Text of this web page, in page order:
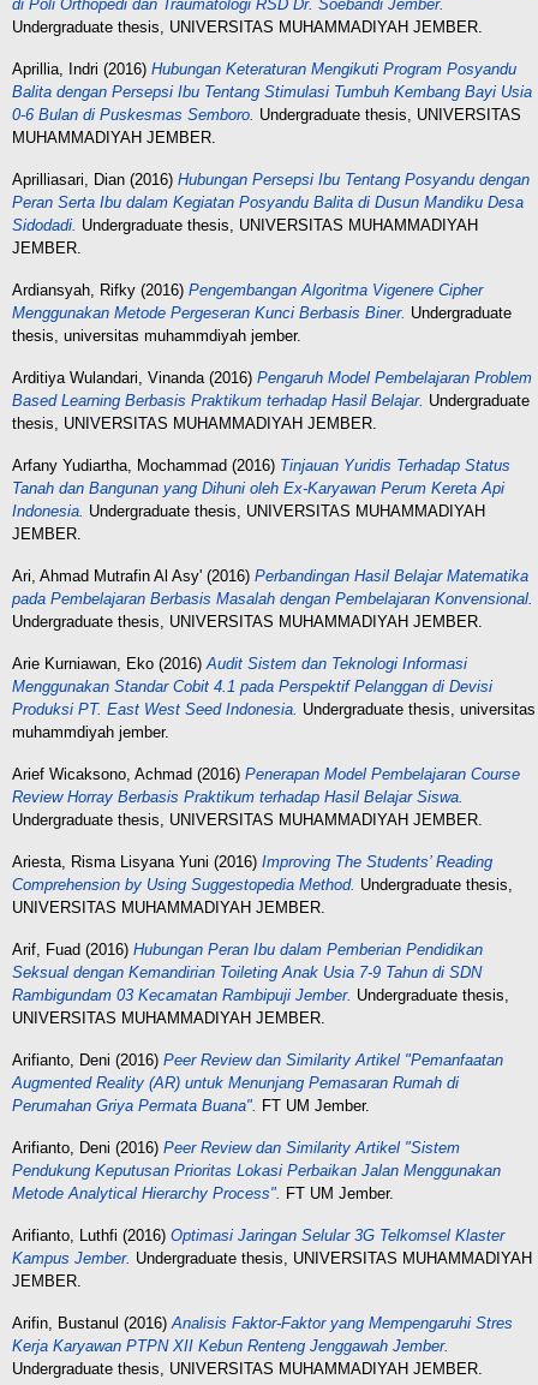
di Poli Orthopedi dan Traumatologi RSD Dr. Soebandi Jember.
Undergraduate thesis, UNIVERSITAS MUHAMMADIYAH JEMBER.
Aprillia, Indri (2016) Hubungan Keteraturan Mengikuti Program Posyandu
Balita dengan Persepsi Ibu Tentang Stimulasi Tumbuh Kembang Bayi Usia
0-6 Bulan di Puskesmas Semboro. Undergraduate thesis, UNIVERSITAS
MUHAMMADIYAH JEMBER.
Aprilliasari, Dian (2016) Hubungan Persepsi Ibu Tentang Posyandu dengan
Peran Serta Ibu dalam Kegiatan Posyandu Balita di Dusun Mandiku Desa
Sidodadi. Undergraduate thesis, UNIVERSITAS MUHAMMADIYAH
JEMBER.
Ardiansyah, Rifky (2016) Pengembangan Algoritma Vigenere Cipher
Menggunakan Metode Pergeseran Kunci Berbasis Biner. Undergraduate
thesis, universitas muhammdiyah jember.
Arditiya Wulandari, Vinanda(2016) Pengaruh Model Pembelajaran Problem
Based Learning Berbasis Praktikum terhadap Hasil Belajar. Undergraduate
thesis, UNIVERSITAS MUHAMMADIYAH JEMBER.
Arfany Yudiartha, Mochammad (2016) Tinjauan Yuridis Terhadap Status
Tanah dan Bangunan yang Dihuni oleh Ex-Karyawan Perum Kereta Api
Indonesia. Undergraduate thesis, UNIVERSITAS MUHAMMADIYAH
JEMBER.
Ari, Ahmad Mutrafin Al Asy' (2016) Perbandingan Hasil Belajar Matematika
pada Pembelajaran Berbasis Masalah dengan Pembelajaran Konvensional.
Undergraduate thesis, UNIVERSITAS MUHAMMADIYAH JEMBER.
Arie Kurniawan, Eko (2016)Audit Sistem dan Teknologi Informasi
Menggunakan Standar Cobit 4.1 pada Perspektif Pelanggan di Devisi
Produksi PT. East West Seed Indonesia. Undergraduate thesis, universitas
muhammdiyah jember.
Arief Wicaksono, Achmad (2016) Penerapan Model Pembelajaran Course
Review Horray Berbasis Praktikum terhadap Hasil Belajar Siswa.
Undergraduate thesis, UNIVERSITAS MUHAMMADIYAH JEMBER.
Ariesta, Risma Lisyana Yuni (2016) Improving The Students’ Reading
Comprehension by Using Suggestopedia Method. Undergraduate thesis,
UNIVERSITAS MUHAMMADIYAH JEMBER.
Arif, Fuad (2016) Hubungan Peran Ibu dalam Pemberian Pendidikan
Seksual dengan Kemandirian Toileting Anak Usia 7-9 Tahun di SDN
Rambigundam 03 Kecamatan Rambipuji Jember. Undergraduate thesis,
UNIVERSITAS MUHAMMADIYAH JEMBER.
Arifianto, Deni (2016) Peer Review dan Similarity Artikel "Pemanfaatan
Augmented Reality (AR) untuk Menunjang Pemasaran Rumah di
Perumahan Griya Permata Buana". FT UM Jember.
Arifianto, Deni (2016) Peer Review dan Similarity Artikel "Sistem
Pendukung Keputusan Prioritas Lokasi Perbaikan Jalan Menggunakan
Metode Analytical Hierarchy Process". FT UM Jember.
Arifianto, Luthfi (2016) Optimasi Jaringan Selular 3G Telkomsel Klaster
Kampus Jember. Undergraduate thesis, UNIVERSITAS MUHAMMADIYAH
JEMBER.
Arifin, Bustanul (2016)Analisis Faktor-Faktor yang Mempengaruhi Stres
Kerja Karyawan PTPN XII Kebun Renteng Jenggawah Jember.
Undergraduate thesis, UNIVERSITAS MUHAMMADIYAH JEMBER.